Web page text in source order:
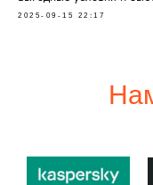
2025-09-15 22:17